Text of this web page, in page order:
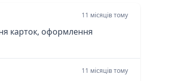
11 місяців тому
карток, оформлення
11 місяців тому